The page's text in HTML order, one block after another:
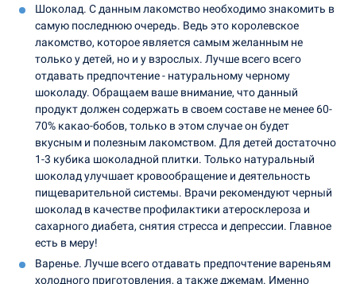
Шоколад. С данным лакомство необходимо знакомить в
самую последнюю очередь. Ведь это королевское
лакомство, которое является самым желанным не
только у детей, но и у взрослых. Лучше всего всего
отдавать предпочтение - натуральному черному
шоколаду. Обращаем ваше внимание, что данный
продукт должен содержать в своем составе не менее 60-
70% какао-бобов, только в этом случае он будет
вкусным и полезным лакомством. Для детей достаточно
1-3 кубика шоколадной плитки. Только натуральный
шоколад улучшает кровообращение и деятельность
пищеварительной системы. Врачи рекомендуют черный
шоколад в качестве профилактики атеросклероза и
сахарного диабета, снятия стресса и депрессии. Главное
есть в меру!
Варенье. Лучше всего отдавать предпочтение вареньям
холодного приготовления, а также джемам. Именно